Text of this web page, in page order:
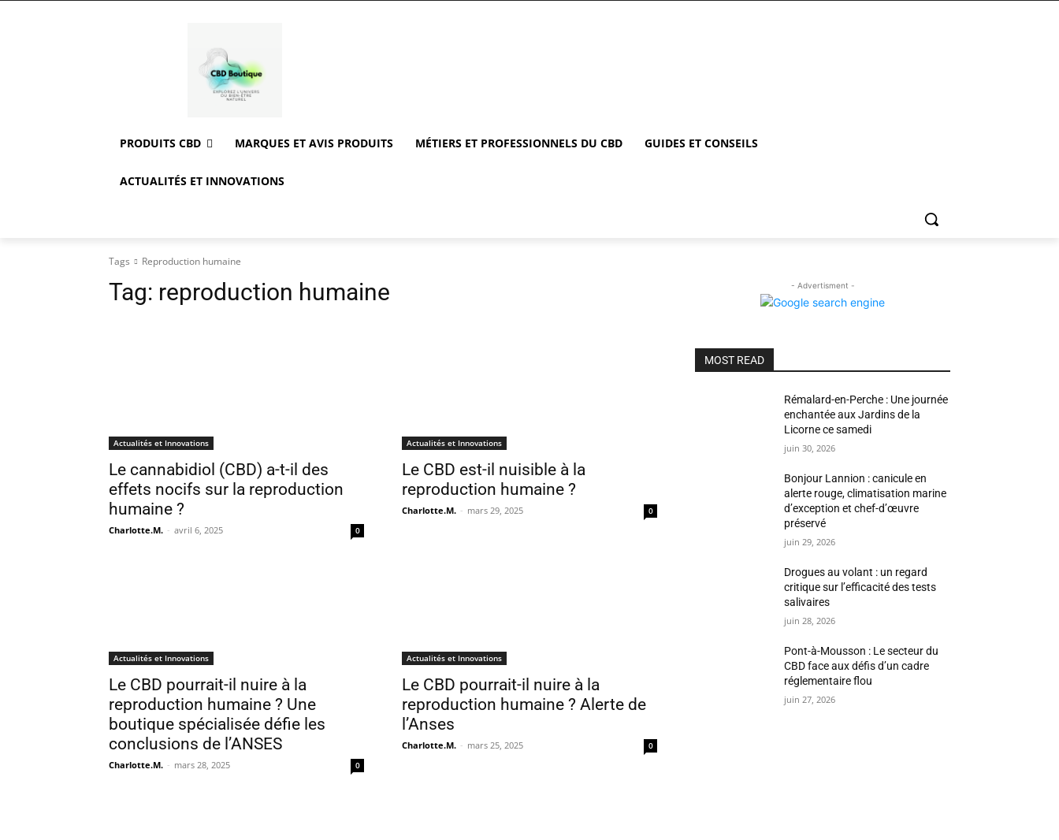
PRODUITS CBD MARQUES ET AVIS PRODUITS MÉTIERS ET PROFESSIONNELS DU CBD GUIDES ET CONSEILS
ACTUALITÉS ET INNOVATIONS
Tags Reproduction humaine
Tag: reproduction humaine
Actualités et Innovations
Le cannabidiol (CBD) a-t-il des
effets nocifs sur la reproduction
humaine ?
Charlotte.M. - avril 6, 2025 0
Actualités et Innovations
Le CBD est-il nuisible à la
reproduction humaine ?
Charlotte.M. - mars 29, 2025 0
Actualités et Innovations
Le CBD pourrait-il nuire à la
reproduction humaine ? Une
boutique spécialisée défie les
conclusions de l’ANSES
Charlotte.M. - mars 28, 2025 0
Actualités et Innovations
Le CBD pourrait-il nuire à la
reproduction humaine ? Alerte de
l’Anses
Charlotte.M. - mars 25, 2025 0
- Advertisment -
MOST READ
Rémalard-en-Perche : Une journée
enchantée aux Jardins de la
Licorne ce samedi
juin 30, 2026
Bonjour Lannion : canicule en
alerte rouge, climatisation marine
d’exception et chef-d’œuvre
préservé
juin 29, 2026
Drogues au volant : un regard
critique sur l’efficacité des tests
salivaires
juin 28, 2026
Pont-à-Mousson : Le secteur du
CBD face aux défis d’un cadre
réglementaire flou
juin 27, 2026